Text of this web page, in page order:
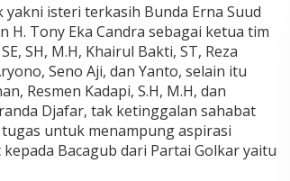
yakni isteri terkasih Bunda Erna Suud
Tony Eka Candra sebagai ketua tim
SH, M.H, Khairul Bakti, ST, Reza
Seno Aji, dan Yanto, selain itu
Resmen Kadapi, S.H, M.H, dan
Djafar, tak ketinggalan sahabat
untuk menampung aspirasi
Bacagub dari Partai Golkar yaitu